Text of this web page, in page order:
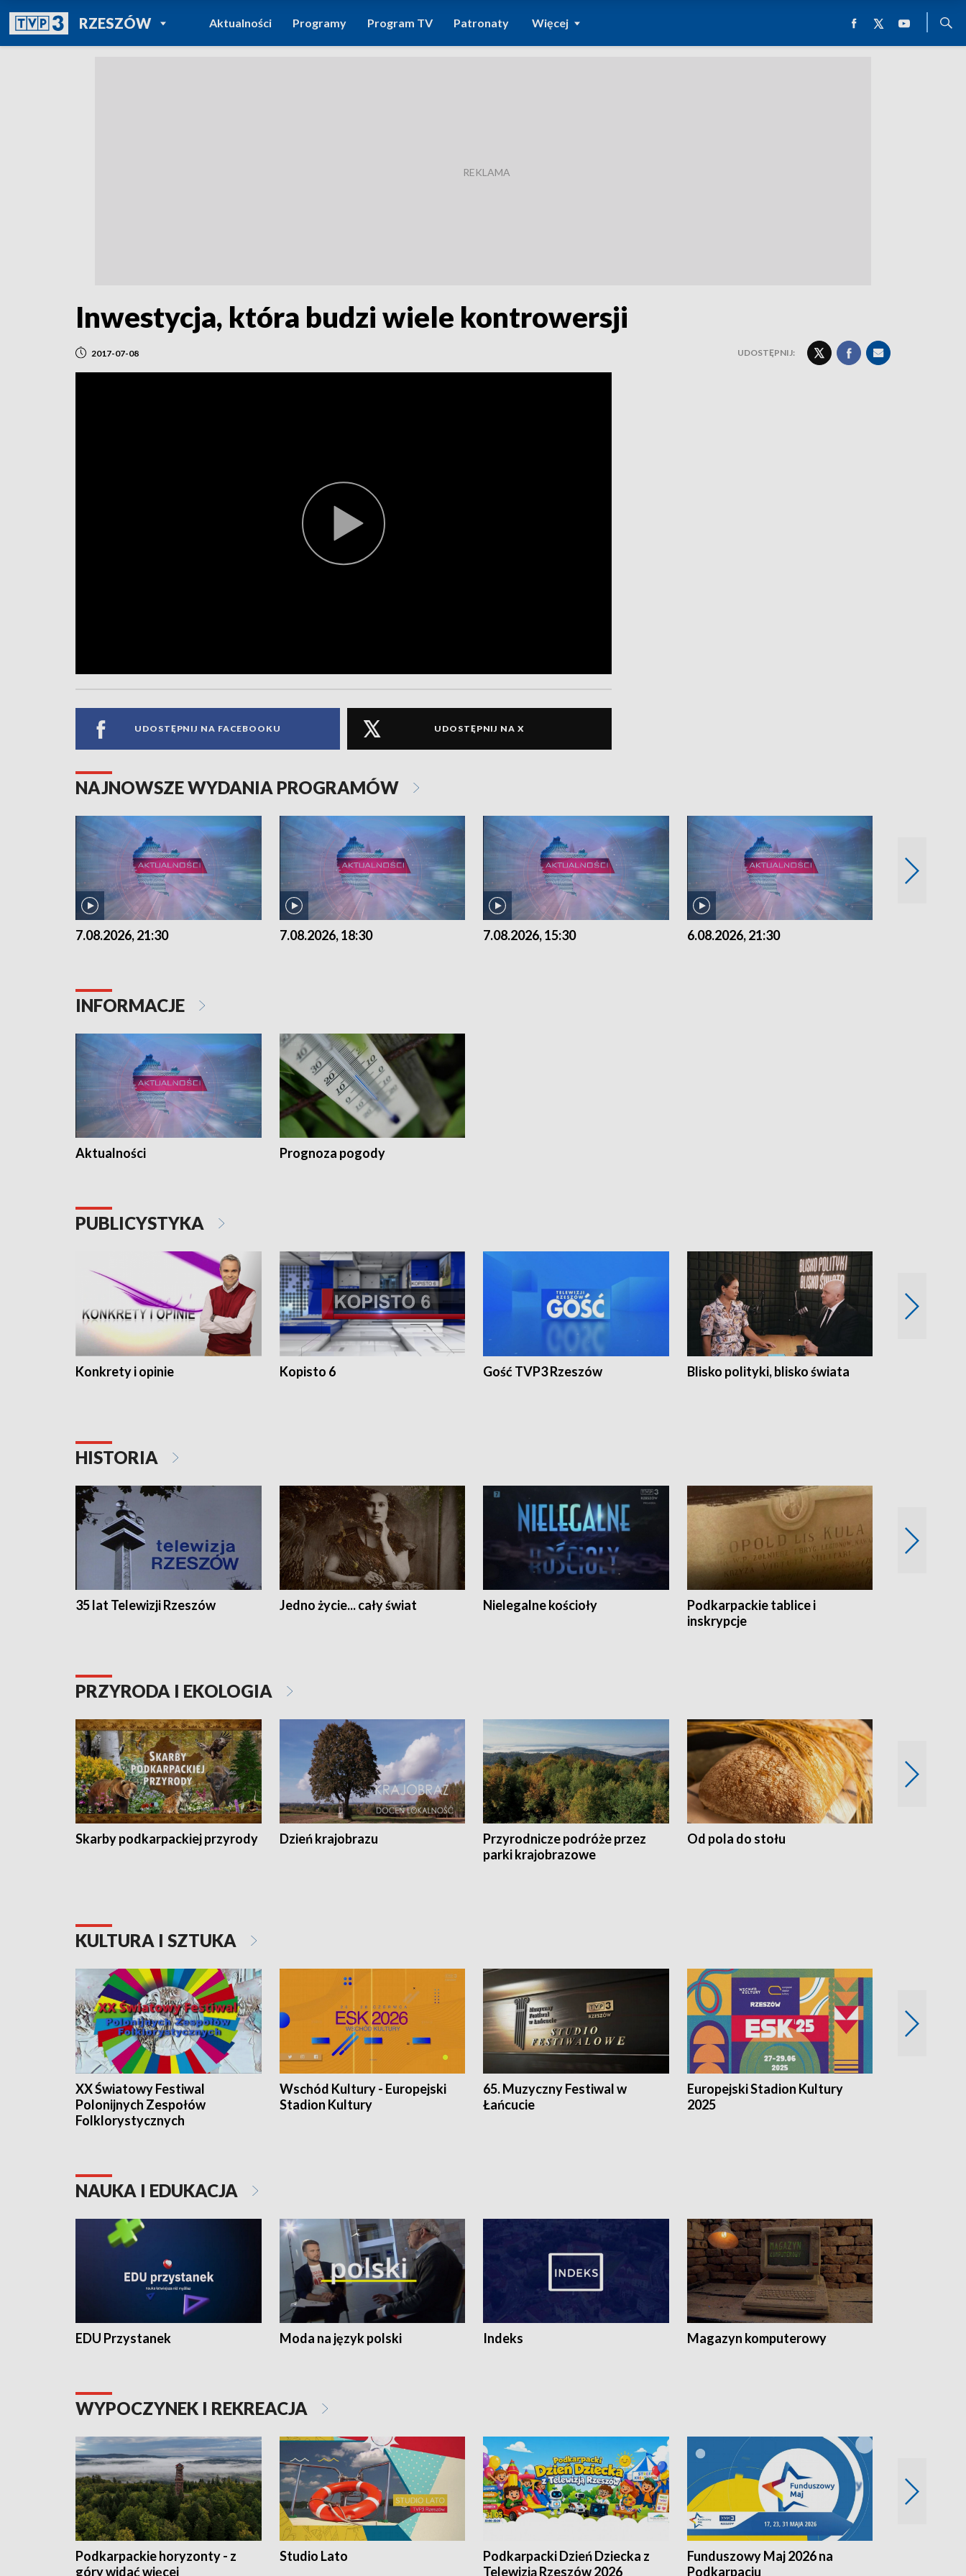
RZESZÓWPOWRÓT DO
TVP REGIONY
Aktualności Programy Program TV Patronaty Więcej
Inwestycja, która budzi wiele kontrowersji
2017-07-08 UDOSTĘPNIJ:
UDOSTĘPNIJ NA FACEBOOKU UDOSTĘPNIJ NA X
NAJNOWSZE WYDANIA PROGRAMÓW
7.08.2026, 21:30 7.08.2026, 18:30 7.08.2026, 15:30 6.08.2026, 21:30
INFORMACJE
Aktualności Prognoza pogody
PUBLICYSTYKA
Konkrety i opinie Kopisto 6 Gość TVP3 Rzeszów Blisko polityki, blisko świata
HISTORIA
35 lat Telewizji Rzeszów Jedno życie... cały świat Nielegalne kościoły
Podkarpackie tablice i
inskrypcje
PRZYRODA I EKOLOGIA
Skarby podkarpackiej przyrody Dzień krajobrazu
Przyrodnicze podróże przez
parki krajobrazowe
Od pola do stołu
KULTURA I SZTUKA
XX Światowy Festiwal
Polonijnych Zespołów
Folklorystycznych
Wschód Kultury - Europejski
Stadion Kultury
65. Muzyczny Festiwal w
Łańcucie
Europejski Stadion Kultury
2025
NAUKA I EDUKACJA
EDU Przystanek Moda na język polski Indeks Magazyn komputerowy
WYPOCZYNEK I REKREACJA
Podkarpackie horyzonty - z
góry widać więcej
Studio Lato
Podkarpacki Dzień Dziecka z
Telewizją Rzeszów 2026
Funduszowy Maj 2026 na
Podkarpaciu